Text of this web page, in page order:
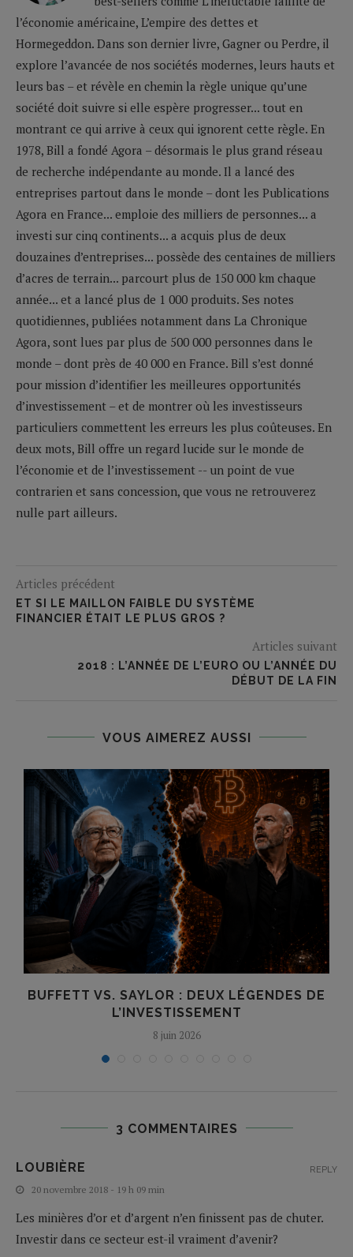
l’économie américaine, L’empire des dettes et
Hormegeddon. Dans son dernier livre, Gagner ou Perdre, il
explore l’avancée de nos sociétés modernes, leurs hauts et
leurs bas – et révèle en chemin la règle unique qu’une
société doit suivre si elle espère progresser... tout en
montrant ce qui arrive à ceux qui ignorent cette règle. En
1978, Bill a fondé Agora – désormais le plus grand réseau
de recherche indépendante au monde. Il a lancé des
entreprises partout dans le monde – dont les Publications
Agora en France... emploie des milliers de personnes... a
investi sur cinq continents... a acquis plus de deux
douzaines d’entreprises... possède des centaines de milliers
d’acres de terrain... parcourt plus de 150 000 km chaque
année... et a lancé plus de 1 000 produits. Ses notes
quotidiennes, publiées notamment dans La Chronique
Agora, sont lues par plus de 500 000 personnes dans le
monde – dont près de 40 000 en France. Bill s’est donné
pour mission d’identifier les meilleures opportunités
d’investissement – et de montrer où les investisseurs
particuliers commettent les erreurs les plus coûteuses. En
deux mots, Bill offre un regard lucide sur le monde de
l’économie et de l’investissement -- un point de vue
contrarien et sans concession, que vous ne retrouverez
nulle part ailleurs.
Articles précédent
ET SI LE MAILLON FAIBLE DU SYSTÈME
FINANCIER ÉTAIT LE PLUS GROS ?
Articles suivant
2018 : L’ANNÉE DE L’EURO OU L’ANNÉE DU
DÉBUT DE LA FIN
VOUS AIMEREZ AUSSI
BUFFETT VS. SAYLOR : DEUX LÉGENDES DE
L’INVESTISSEMENT
8 juin 2026
3 COMMENTAIRES
LOUBIÈRE
20 novembre 2018 - 19 h 09 min
Les minières d’or et d’argent n’en finissent pas de chuter.
Investir dans ce secteur est-il vraiment d’avenir?
REPLY